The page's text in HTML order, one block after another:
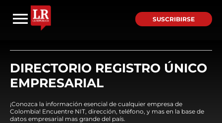
SUSCRIBIRSE
DIRECTORIO REGISTRO ÚNICO
EMPRESARIAL
¡Conozca la información esencial de cualquier empresa de
Colombia! Encuentre NIT, dirección, teléfono, y mas en la base de
datos empresarial mas grande del país.